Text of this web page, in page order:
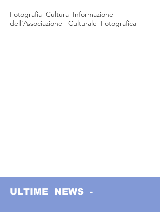
Fotografia Cultura Informazione
dell'Associazione Culturale Fotografica
ULTIME NEWS -